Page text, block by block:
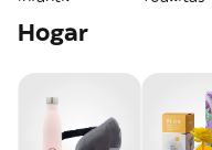
Hogar